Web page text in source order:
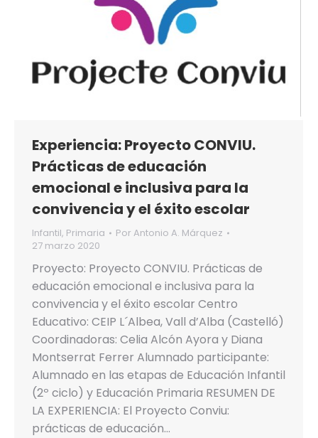
Experiencia: Proyecto CONVIU.
Prácticas de educación
emocional e inclusiva para la
convivencia y el éxito escolar
Infantil, Primaria Por Antonio A. Márquez
27 marzo 2020
Proyecto: Proyecto CONVIU. Prácticas de
educación emocional e inclusiva para la
convivencia y el éxito escolar Centro
Educativo: CEIP L´Albea, Vall d’Alba (Castelló)
Coordinadoras: Celia Alcón Ayora y Diana
Montserrat Ferrer Alumnado participante:
Alumnado en las etapas de Educación Infantil
(2º ciclo) y Educación Primaria RESUMEN DE
LA EXPERIENCIA: El Proyecto Conviu:
prácticas de educación…